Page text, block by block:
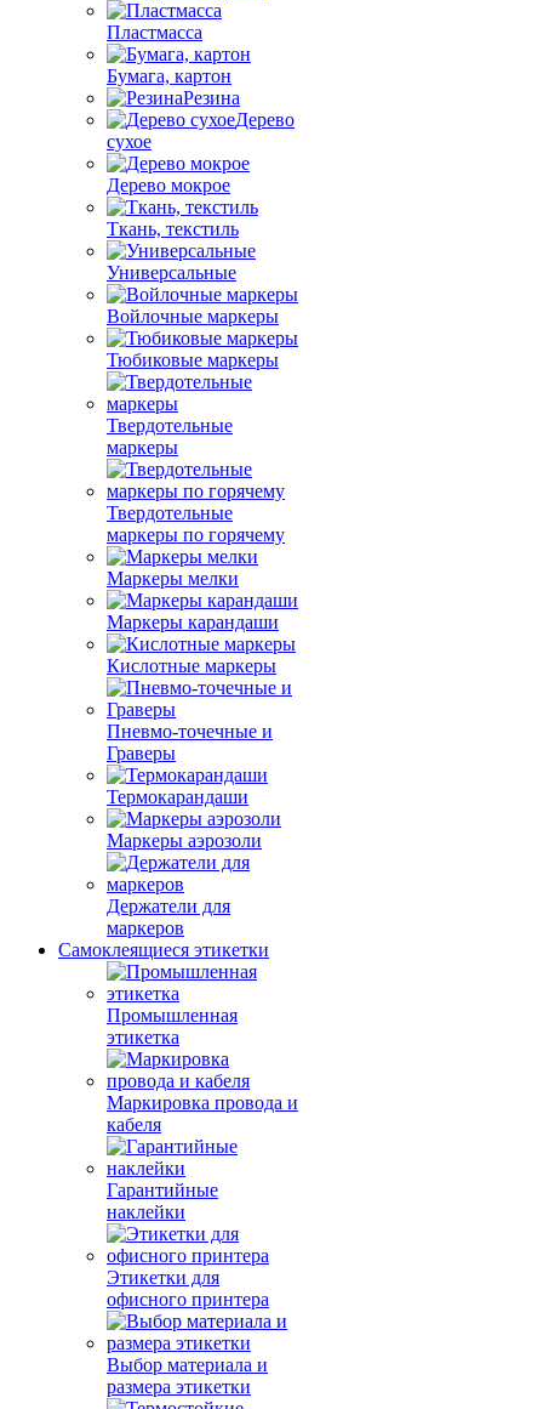
Пластмасса
Бумага, картон
Резина
Дерево
сухое
Дерево мокрое
Ткань, текстиль
Универсальные
Войлочные маркеры
Тюбиковые маркеры
Твердотельные
маркеры
Твердотельные
маркеры по горячему
Маркеры мелки
Маркеры карандаши
Кислотные маркеры
Пневмо-точечные и
Граверы
Термокарандаши
Маркеры аэрозоли
Держатели для
маркеров
Самоклеящиеся этикетки
Промышленная
этикетка
Маркировка провода и
кабеля
Гарантийные
наклейки
Этикетки для
офисного принтера
Выбор материала и
размера этикетки